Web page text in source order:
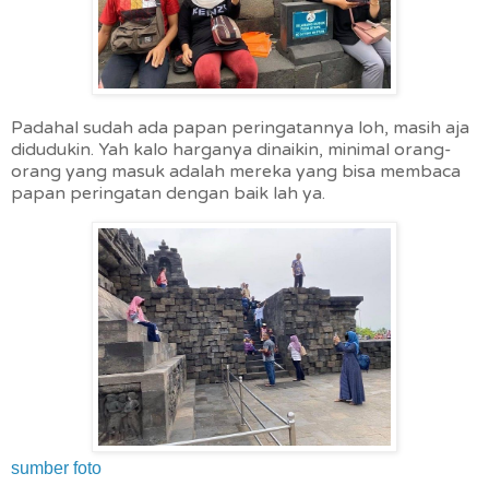
Padahal sudah ada papan peringatannya loh, masih aja
didudukin. Yah kalo harganya dinaikin, minimal orang-
orang yang masuk adalah mereka yang bisa membaca
papan peringatan dengan baik lah ya.
sumber foto